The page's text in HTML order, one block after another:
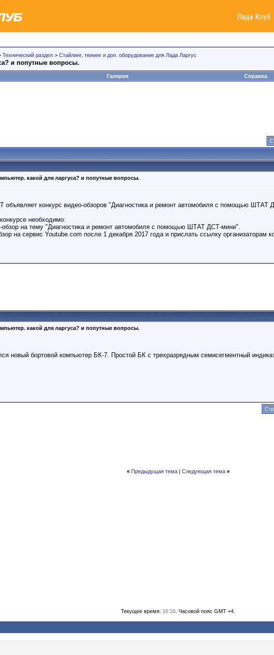
Лада Клуб
Технический раздел > Стайлинг, тюнинг и доп. оборудование для Лада Ларгус
и попутные вопросы.
Галерея Справка
какой для ларгуса? и попутные вопросы.
объявляет конкурс видео-обзоров "Диагностика и ремонт автомобиля с помощью ШТАТ
необходимо:
обзор на тему "Диагностика и ремонт автомобиля с помощью ШТАТ ДСТ-мини".
на сервис Youtube.com после 1 декабря 2017 года и прислать ссылку организаторам
какой для ларгуса? и попутные вопросы.
новый бортовой компьютер БК-7. Простой БК с трехразрядным семисегментный
« Предыдущая тема| Следующая тема »
Текущее время: 16:16 . Часовой пояс GMT +4.